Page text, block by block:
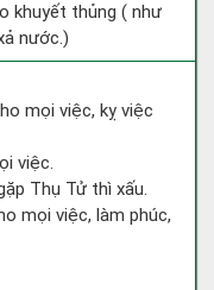
khuyết thủng ( như
nước.)
mọi việc, kỵ việc
việc.
Thụ Tử thì xấu.
mọi việc, làm phúc,